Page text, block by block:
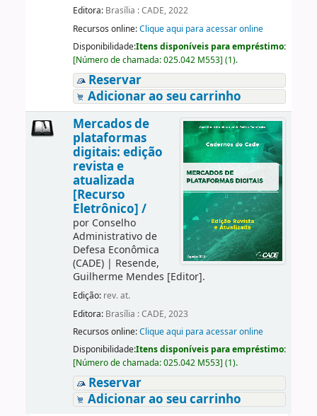
Editora: Brasília : CADE, 2022
Recursos online:Clique aqui para acessar online
Disponibilidade:Itens disponíveis para empréstimo:
[Número de chamada:025.042 M553] (1).
Reservar
Adicionar ao seu carrinho
Mercados de
plataformas
digitais: edição
revista e
atualizada
[Recurso
Eletrônico] /
por Conselho
Administrativo de
Defesa Econômica
(CADE)| Resende,
Guilherme Mendes [Editor].
Edição: rev. at.
Editora: Brasília : CADE, 2023
Recursos online:Clique aqui para acessar online
Disponibilidade:Itens disponíveis para empréstimo:
[Número de chamada:025.042 M553] (1).
Reservar
Adicionar ao seu carrinho